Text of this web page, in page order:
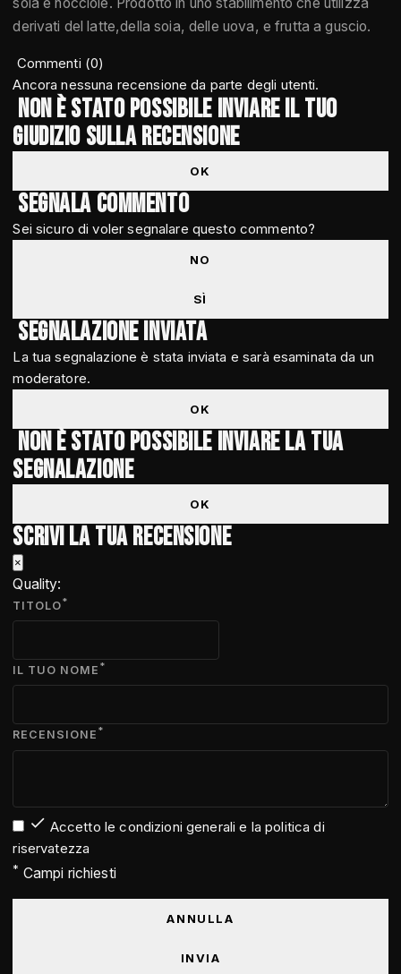
derivati del latte,della soia, delle uova, e frutta a guscio.
Commenti (0)
Ancora nessuna recensione da parte degli utenti.
Non è stato possibile inviare il tuo
giudizio sulla recensione
OK
Segnala commento
Sei sicuro di voler segnalare questo commento?
NO
SÌ
Segnalazione inviata
La tua segnalazione è stata inviata e sarà esaminata da un
moderatore.
OK
Non è stato possibile inviare la tua
segnalazione
OK
Scrivi la tua recensione
×
Quality:
TITOLO*
IL TUO NOME *
RECENSIONE *
 Accetto le condizioni generali e la politica di
riservatezza
* Campi richiesti
ANNULLA
INVIA